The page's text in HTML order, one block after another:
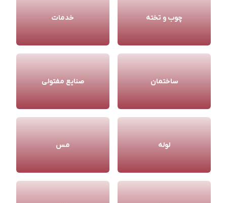
چوب و تخته خدمات
ساختمان صنایع مفتولی
لوله مس